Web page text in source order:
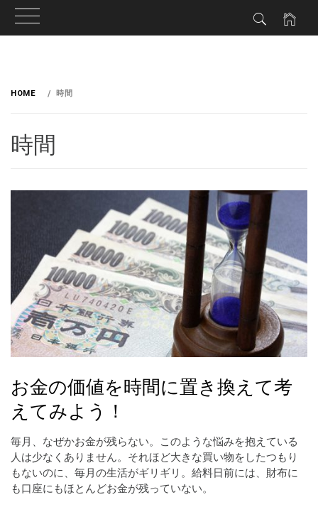
HOME 時間
時間
お金の価値を時間に置き換えて考
えてみよう！
毎月、なぜかお金が残らない。このような悩みを抱えている
人は少なくありません。それほど大きな買い物をしたつもり
もないのに、毎月の生活がギリギリ。給料日前には、財布に
も口座にもほとんどお金が残っていない。